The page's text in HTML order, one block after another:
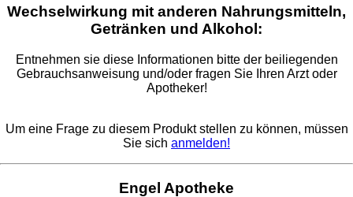
Wechselwirkung mit anderen Nahrungsmitteln,
Getränken und Alkohol:
Entnehmen sie diese Informationen bitte der beiliegenden
Gebrauchsanweisung und/oder fragen Sie Ihren Arzt oder
Apotheker!
Um eine Frage zu diesem Produkt stellen zu können, müssen
Sie sich anmelden!
Engel Apotheke